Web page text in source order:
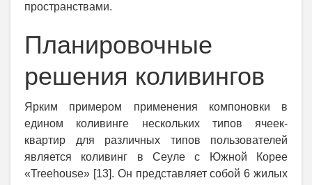
пространствами.
Планировочные
решения коливингов
Ярким примером применения компоновки в
едином коливинге нескольких типов ячеек-
квартир для различных типов пользователей
является коливинг в Сеуле с Южной Корее
«Treehouse» [13]. Он представляет собой 6 жилых